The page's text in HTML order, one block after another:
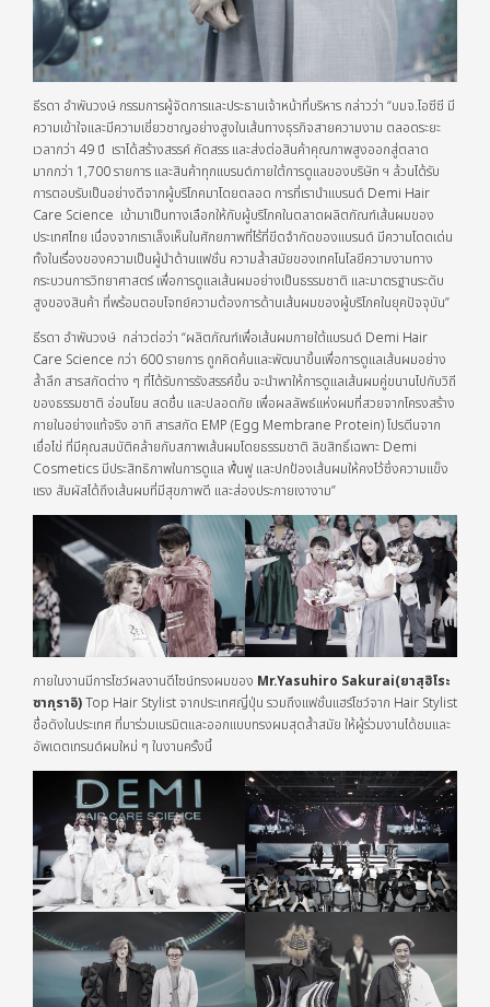
ธีรดา อำพันวงษ์ กรรมการผู้จัดการและประธานเจ้าหน้าที่บริหาร กล่าวว่า “บมจ.โอซีซี มี
ความเข้าใจและมีความเชี่ยวชาญอย่างสูงในเส้นทางธุรกิจสายความงาม ตลอดระยะ
เวลากว่า 49 ปี เราได้สร้างสรรค์ คัดสรร และส่งต่อสินค้าคุณภาพสูงออกสู่ตลาด
มากกว่า 1,700 รายการ และสินค้าทุกแบรนด์ภายใต้การดูแลของบริษัท ฯ ล้วนได้รับ
การตอบรับเป็นอย่างดีจากผู้บริโภคมาโดยตลอด การที่เรานำแบรนด์ Demi Hair
Care Science เข้ามาเป็นทางเลือกให้กับผู้บริโภคในตลาดผลิตภัณฑ์เส้นผมของ
ประเทศไทย เนื่องจากเราเล็งเห็นในศักยภาพที่ไร้ที่ขีดจำกัดของแบรนด์ มีความโดดเด่น
ทั้งในเรื่องของความเป็นผู้นำด้านแฟชั่น ความล้ำสมัยของเทคโนโลยีความงามทาง
กระบวนการวิทยาศาสตร์ เพื่อการดูแลเส้นผมอย่างเป็นธรรมชาติ และมาตรฐานระดับ
สูงของสินค้า ที่พร้อมตอบโจทย์ความต้องการด้านเส้นผมของผู้บริโภคในยุคปัจจุบัน”
ธีรดา อำพันวงษ์ กล่าวต่อว่า “ผลิตภัณฑ์เพื่อเส้นผมภายใต้แบรนด์ Demi Hair
Care Science กว่า 600 รายการ ถูกคิดค้นและพัฒนาขึ้นเพื่อการดูแลเส้นผมอย่าง
ล้ำลึก สารสกัดต่าง ๆ ที่ได้รับการรังสรรค์ขึ้น จะนำพาให้การดูแลเส้นผมคู่ขนานไปกับวิถี
ของธรรมชาติ อ่อนโยน สดชื่น และปลอดภัย เพื่อผลลัพธ์แห่งผมที่สวยจากโครงสร้าง
ภายในอย่างแท้จริง อาทิ สารสกัด EMP (Egg Membrane Protein) โปรตีนจาก
เยื่อไข่ ที่มีคุณสมบัติคล้ายกับสภาพเส้นผมโดยธรรมชาติ ลิขสิทธิ์เฉพาะ Demi
Cosmetics มีประสิทธิภาพในการดูแล ฟื้นฟู และปกป้องเส้นผมให้คงไว้ซึ่งความแข็ง
แรง สัมผัสได้ถึงเส้นผมที่มีสุขภาพดี และส่องประกายเงางาม”
ภายในงานมีการโชว์ผลงานดีไซน์ทรงผมของ Mr.Yasuhiro Sakurai(ยาสุฮิโระ
ซากุราอิ)Top Hair Stylist จากประเทศญี่ปุ่น รวมถึงแฟชั่นแฮร์โชว์จาก Hair Stylist
ชื่อดังในประเทศ ที่มาร่วมเนรมิตและออกแบบทรงผมสุดล้ำสมัย ให้ผู้ร่วมงานได้ชมและ
อัพเดตเทรนด์ผมใหม่ ๆ ในงานครั้งนี้